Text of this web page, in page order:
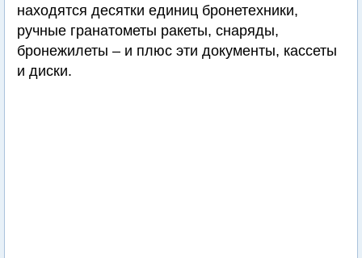
находятся десятки единиц бронетехники,
ручные гранатометы ракеты, снаряды,
бронежилеты – и плюс эти документы, кассеты
и диски.